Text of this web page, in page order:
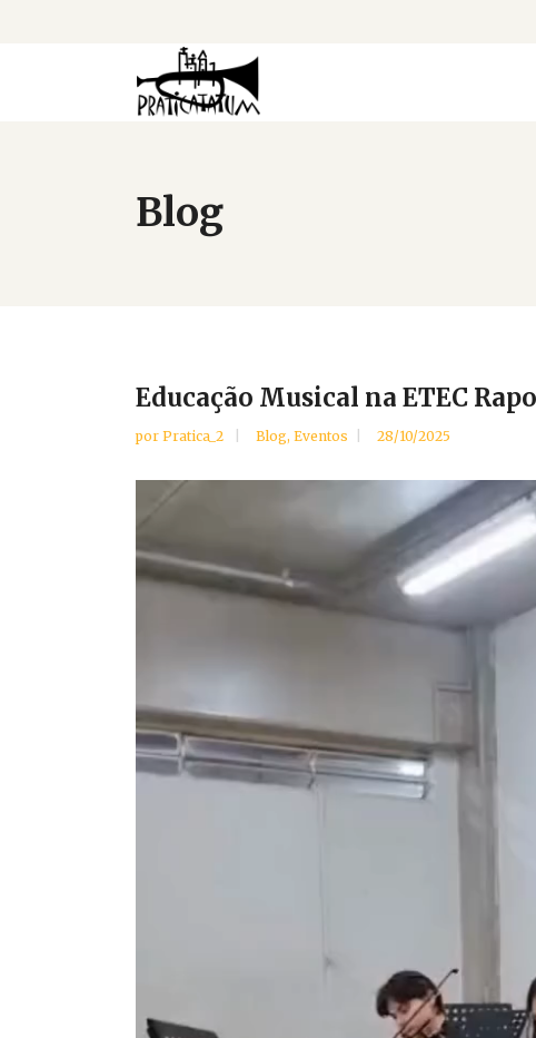
Blog
Educação Musical na ETEC
por Pratica_2 Blog, Eventos 28/10/2025
Tocador
de
vídeo